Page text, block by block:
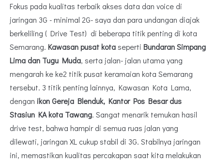
Fokus pada kualitas terbaik akses data dan voice di
jaringan 3G - minimal 2G- saya dan para undangan diajak
berkeliling ( Drive Test) di beberapa titik penting di kota
Semarang. Kawasan pusat kotaseperti Bundaran Simpang
Lima dan Tugu Muda, serta jalan- jalan utama yang
mengarah ke ke2 titik pusat keramaian kota Semarang
tersebut. 3 titik penting lainnya, Kawasan Kota Lama,
dengan ikon Gereja Blenduk, Kantor Pos Besar dus
Stasiun KA kota Tawang. Sangat menarik temukan hasil
drive test, bahwa hampir di semua ruas jalan yang
dilewati, jaringan XL cukup stabil di 3G. Stabilnya jaringan
ini, memastikan kualitas percakapan saat kita melakukan